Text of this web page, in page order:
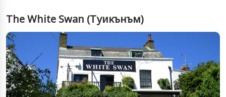
The White Swan (Туикънъм)